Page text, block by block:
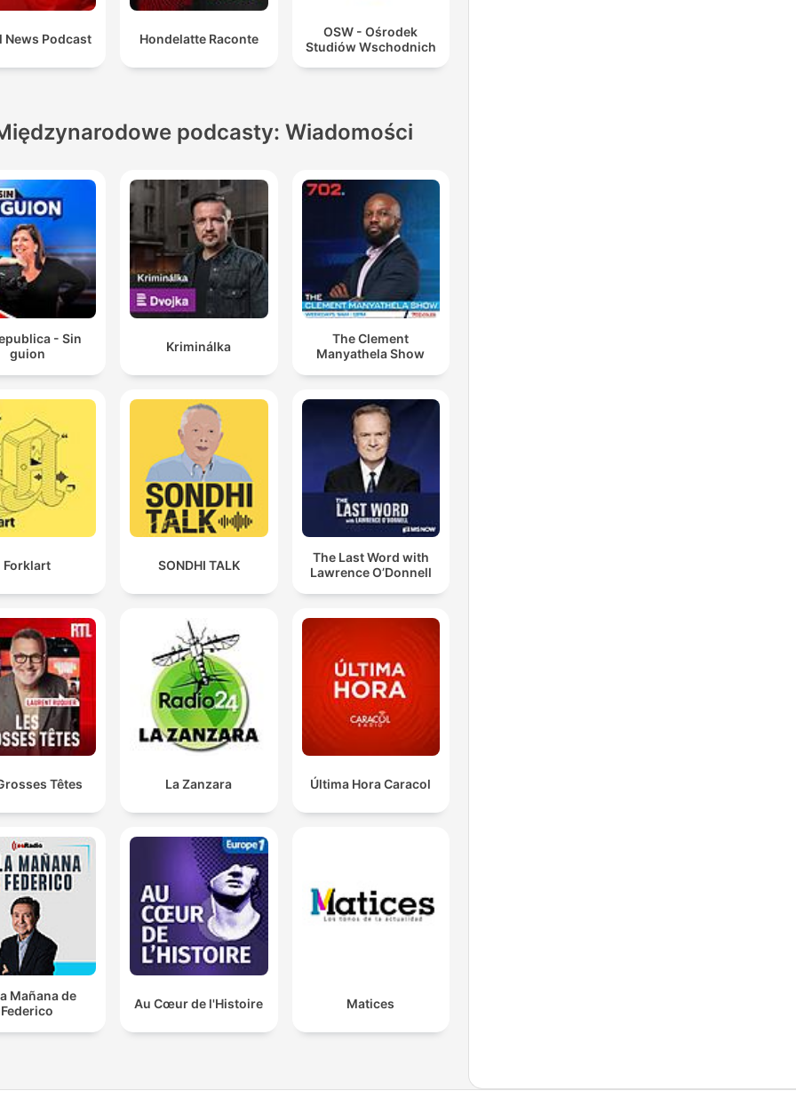
News Podcast Hondelatte Raconte
OSW - Ośrodek
Studiów Wschodnich
podcasty: Wiadomości
- Sin
guion
Kriminálka
The Clement
Manyathela Show
Forklart SONDHI TALK
The Last Word with
Lawrence O’Donnell
Têtes La Zanzara Última Hora Caracol
Mañana de
Federico
Au Cœur de l'Histoire Matices